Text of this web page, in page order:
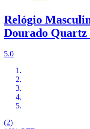
Relógio
Dourado Quartz
5.0
(2)